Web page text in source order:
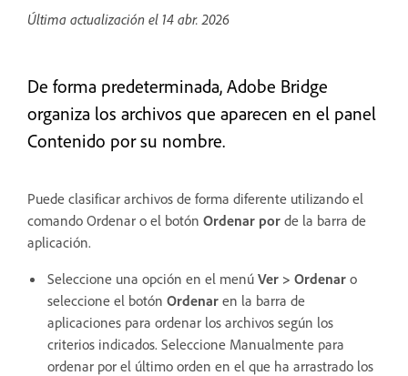
Última actualización el 14 abr. 2026
De forma predeterminada, Adobe Bridge
organiza los archivos que aparecen en el panel
Contenido por su nombre.
Puede clasificar archivos de forma diferente utilizando el
comando Ordenar o el botón Ordenar por de la barra de
aplicación.
Seleccione una opción en el menú Ver > Ordenar o
seleccione el botón Ordenar en la barra de
aplicaciones para ordenar los archivos según los
criterios indicados. Seleccione Manualmente para
ordenar por el último orden en el que ha arrastrado los